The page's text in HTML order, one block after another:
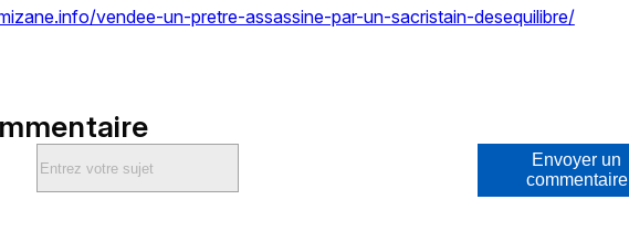
vendee-un-pretre-assassine-par-un-sacristain-desequilibre/
Envoyer un
commentaire